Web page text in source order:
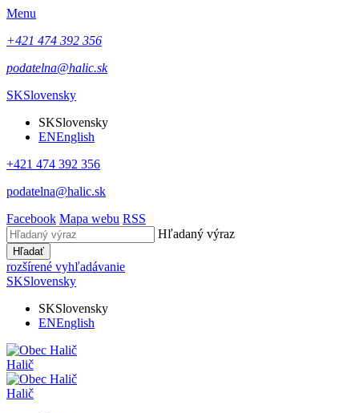
Menu
+421 474 392 356
podatelna@halic.sk
SKSlovensky
SKSlovensky
ENEnglish
+421 474 392 356
podatelna@halic.sk
Facebook Mapa webu RSS
Hľadaný výraz
Hľadať
rozšírené vyhľadávanie
SKSlovensky
SKSlovensky
ENEnglish
Halič
Halič